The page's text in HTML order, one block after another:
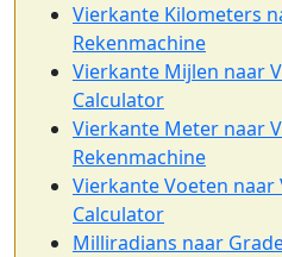
Vierkante Kilometers
Rekenmachine
Vierkante Mijlen naar
Calculator
Vierkante Meter naar
Rekenmachine
Vierkante Voeten
Calculator
Milliradians naar